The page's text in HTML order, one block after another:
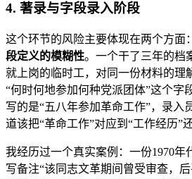
4. 著录与字段录入阶段
这个环节的风险主要体现在两个方面：
段定义的模糊性。一个干了三年的档
就上岗的临时工，对同一份材料的理
“何时何地参加何种党派团体”这个字
写的是“五八年参加革命工作”，录入
道该把“革命工作”对应到“工作经历”
我经历过一个真实案例：一份1970年
写备注“该同志文革期间曾受审查，